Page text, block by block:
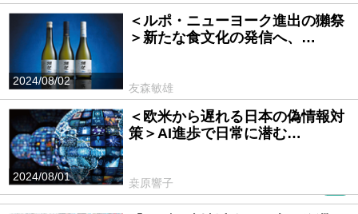
2024/08/02
＜ルポ・ニューヨーク進出の獺祭
＞新たな食文化の発信へ、…
友森敏雄
2024/08/01
＜欧米から遅れる日本の偽情報対
策＞AI進歩で日常に潜む…
桒原響子